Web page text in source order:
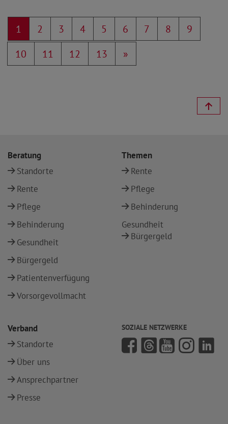
1 2 3 4 5 6 7 8
9
10
11 12 13 »
Beratung
Standorte
Rente
Pflege
Behinderung
Gesundheit
Bürgergeld
Patientenverfügung
Vorsorgevollmacht
Themen
Rente
Pflege
Behinderung
Gesundheit
Bürgergeld
Verband
Standorte
Über uns
Ansprechpartner
Presse
SOZIALE NETZWERKE